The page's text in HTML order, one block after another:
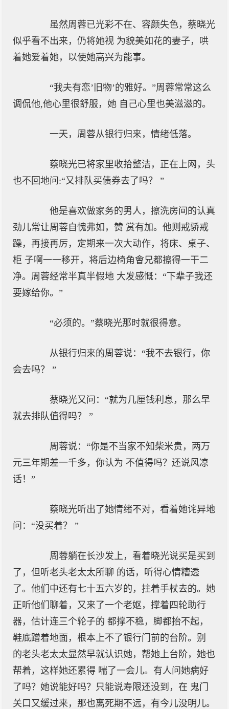
虽然周蓉已光彩不在、容颜失色，蔡晓光
似乎看不出来，仍将她视 为貌美如花的妻子，哄
着她爱着她，以使她高兴为能事。
“我夫有恋’旧物’的雅好。”周蓉常常这么
调侃他,他心里很舒服，她 自己心里也美滋滋的。
一天，周蓉从银行归来，情绪低落。
蔡晓光已将家里收拾整洁，正在上网，头
也不回地问:“又排队买债券去了吗？ ”
他是喜欢做家务的男人，擦洗房间的认真
劲儿常让周蓉自愧弗如，赞 赏有加。他则戒骄戒
躁，再接再厉，定期来一次大动作，将床、桌子、
柜 子啊一一移开，将后边椅角會兄都擦得一干二
净。周蓉经常半真半假地 大发感慨：“下辈子我还
要嫁给你。”
“必须的。”蔡晓光那时就很得意。
从银行归来的周蓉说：“我不去银行，你
会去吗？ ”
蔡晓光又问：“就为几厘钱利息，那么早
就去排队值得吗？ ”
周蓉说：“你是不当家不知柴米贵，两万
元三年期差一千多，你认为 不值得吗？还说风凉
话！”
蔡晓光听出了她情绪不对，看着她诧异地
问：“没买着？ ”
周蓉躺在长沙发上，看着晓光说买是买到
了，但听老头老太太所聊 的话，听得心情糟透
了。他们中还有七十五六岁的，拄着手杖去的。她
正听他们聊着，又来了一个老妪，撑着四轮助行
器，估计连三个轮子的 都撑不稳，脚都抬不起，
鞋底蹭着地面，根本上不了银行门前的台阶。别
的老头老太太显然早就认识她，帮她上台阶，她也
帮着，这样她还累得 喘了一会儿。有人问她病好
了吗？她说能好吗？只能说寿限还没到，在 鬼门
关口又缓过来，那也离死期不远，有今儿没明儿。